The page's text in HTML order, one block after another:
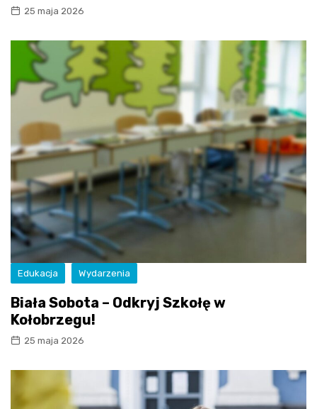
25 maja 2026
Edukacja Wydarzenia
Biała Sobota – Odkryj Szkołę w
Kołobrzegu!
25 maja 2026